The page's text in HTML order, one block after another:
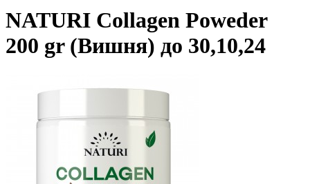
NATURI Collagen Poweder
200 gr (Вишня) до 30,10,24